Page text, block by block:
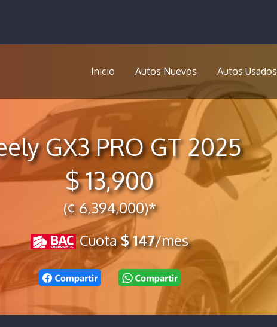
Inicio Autos Nuevos Autos Usados
GX3 PRO GT 2025
$ 13,900
(¢ 6,394,000)*
Cuota$ 147/mes